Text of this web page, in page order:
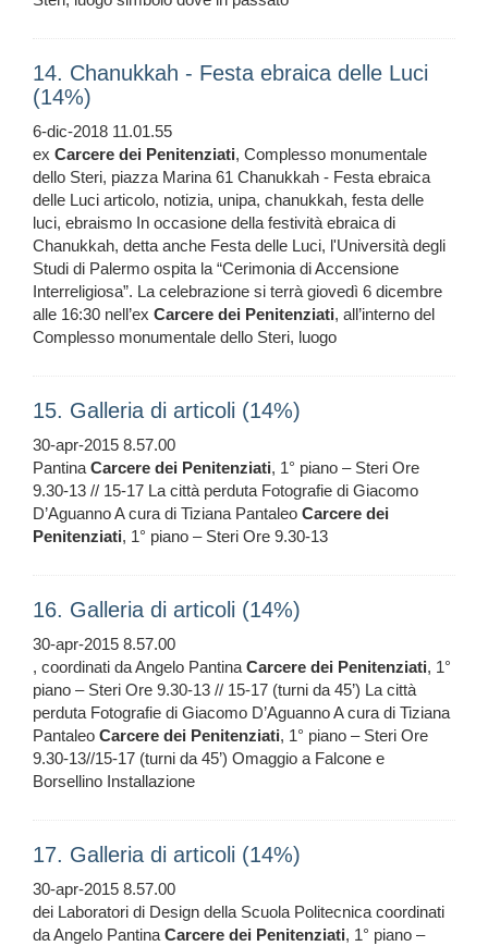
14. Chanukkah - Festa ebraica delle Luci
(14%)
6-dic-2018 11.01.55
ex Carcere dei Penitenziati, Complesso monumentale
dello Steri, piazza Marina 61 Chanukkah - Festa ebraica
delle Luci articolo, notizia, unipa, chanukkah, festa delle
luci, ebraismo In occasione della festività ebraica di
Chanukkah, detta anche Festa delle Luci, l'Università degli
Studi di Palermo ospita la “Cerimonia di Accensione
Interreligiosa”. La celebrazione si terrà giovedì 6 dicembre
alle 16:30 nell’ex Carcere dei Penitenziati, all’interno del
Complesso monumentale dello Steri, luogo
15. Galleria di articoli (14%)
30-apr-2015 8.57.00
PantinaCarcere dei Penitenziati, 1° piano – Steri Ore
9.30-13 // 15-17 La città perduta Fotografie di Giacomo
D’Aguanno A cura di Tiziana Pantaleo Carcere dei
Penitenziati, 1° piano – Steri Ore 9.30-13
16. Galleria di articoli (14%)
30-apr-2015 8.57.00
, coordinati da Angelo PantinaCarcere dei Penitenziati, 1°
piano – Steri Ore 9.30-13 // 15-17 (turni da 45’) La città
perduta Fotografie di Giacomo D’Aguanno A cura di Tiziana
Pantaleo Carcere dei Penitenziati, 1° piano – Steri Ore
9.30-13//15-17 (turni da 45’) Omaggio a Falcone e
Borsellino Installazione
17. Galleria di articoli (14%)
30-apr-2015 8.57.00
dei Laboratori di Design della Scuola Politecnica coordinati
da Angelo PantinaCarcere dei Penitenziati, 1° piano –